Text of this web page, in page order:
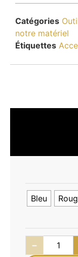
Catégories
notre matériel
Étiquettes
Bleu
−